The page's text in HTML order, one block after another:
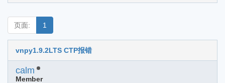
页面: 1
vnpy1.9.2LTS CTP报错
calm
Member